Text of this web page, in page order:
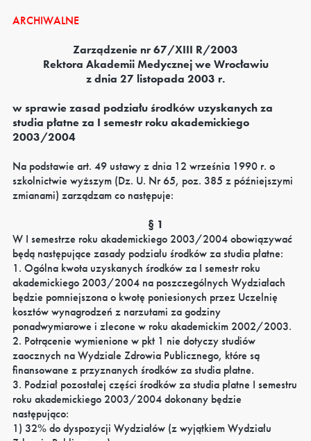
ARCHIWALNE
Zarządzenie nr 67/XIII R/2003
Rektora Akademii Medycznej we Wrocławiu
z dnia 27 listopada 2003 r.
w sprawie zasad podziału środków uzyskanych za
studia płatne za I semestr roku akademickiego
2003/2004
Na podstawie art. 49 ustawy z dnia 12 września 1990 r. o
szkolnictwie wyższym (Dz. U. Nr 65, poz. 385 z późniejszymi
zmianami) zarządzam co następuje:
§ 1
W I semestrze roku akademickiego 2003/2004 obowiązywać
będą następujące zasady podziału środków za studia płatne:
1. Ogólna kwota uzyskanych środków za I semestr roku
akademickiego 2003/2004 na poszczególnych Wydziałach
będzie pomniejszona o kwotę poniesionych przez Uczelnię
kosztów wynagrodzeń z narzutami za godziny
ponadwymiarowe i zlecone w roku akademickim 2002/2003.
2. Potrącenie wymienione w pkt 1 nie dotyczy studiów
zaocznych na Wydziale Zdrowia Publicznego, które są
finansowane z przyznanych środków za studia płatne.
3. Podział pozostałej części środków za studia płatne I semestru
roku akademickiego 2003/2004 dokonany będzie
następująco:
1) 32% do dyspozycji Wydziałów (z wyjątkiem Wydziału